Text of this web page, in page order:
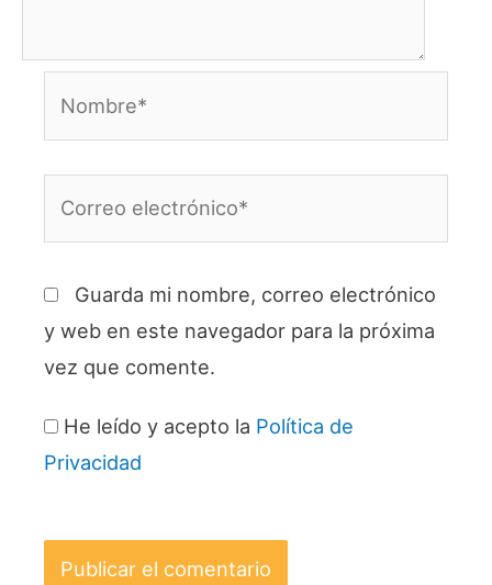
Guarda mi nombre, correo electrónico
y web en este navegador para la próxima
vez que comente.
He leído y acepto la Política de
Privacidad